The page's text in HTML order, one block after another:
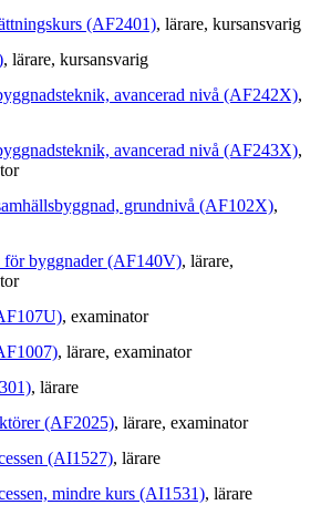
(AF2401), lärare, kursansvarig
, lärare, kursansvarig
avancerad nivå (AF242X),
avancerad nivå (AF243X),
grundnivå (AF102X),
för byggnader (AF140V), lärare,
, examinator
, lärare, examinator
, lärare
(AF2025), lärare, examinator
(AI1527), lärare
mindre kurs (AI1531), lärare